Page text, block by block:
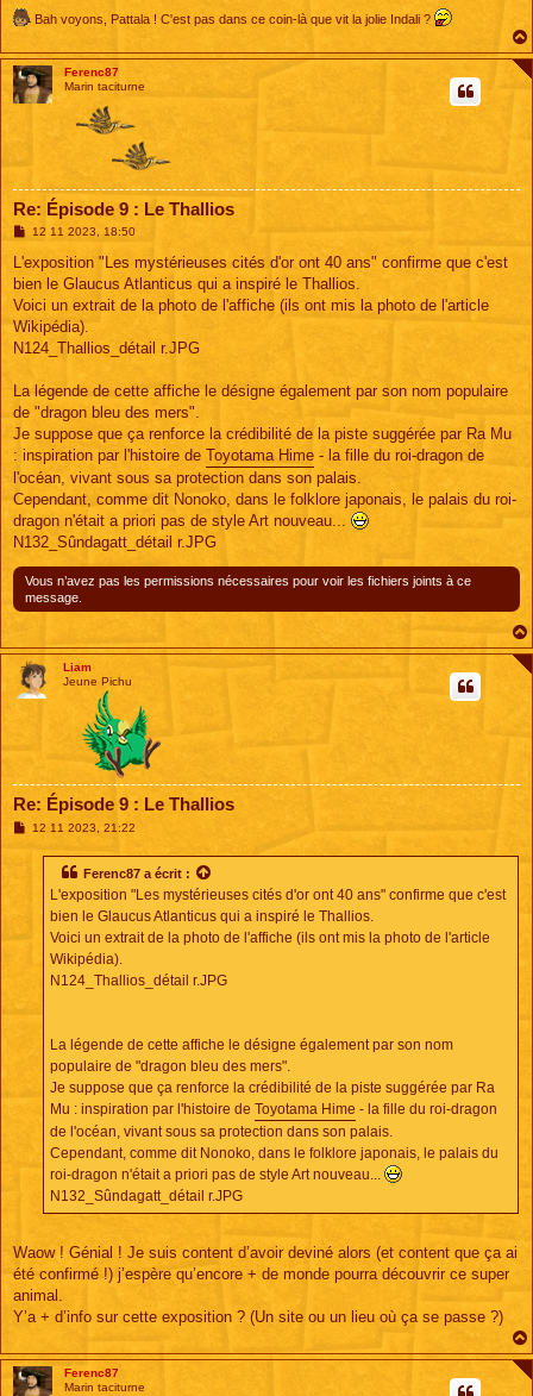
Bah voyons, Pattala ! C'est pas dans ce coin-là que vit la jolie Indali ?
Ferenc87
Marin taciturne
Re: Épisode 9 : Le Thallios
M
s
a
g
12 11 2023, 18:50
L'exposition "Les mystérieuses cités d'or ont 40 ans" confirme que c'est
bien le Glaucus Atlanticus qui a inspiré le Thallios.
Voici un extrait de la photo de l'affiche (ils ont mis la photo de l'article
Wikipédia).
N124_Thallios_détail r.JPG
La légende de cette affiche le désigne également par son nom populaire
de "dragon bleu des mers".
Je suppose que ça renforce la crédibilité de la piste suggérée par Ra Mu
: inspiration par l'histoire de Toyotama Hime - la fille du roi-dragon de
l'océan, vivant sous sa protection dans son palais.
Cependant, comme dit Nonoko, dans le folklore japonais, le palais du roi-
dragon n'était a priori pas de style Art nouveau...
N132_Sûndagatt_détail r.JPG
Vous n’avez pas les permissions nécessaires pour voir les fichiers joints à ce
message.
Liam
Jeune Pichu
Re: Épisode 9 : Le Thallios
M12 11 2023, 21:22
Ferenc87 a écrit :
L'exposition "Les mystérieuses cités d'or ont 40 ans" confirme que c'est
bien le Glaucus Atlanticus qui a inspiré le Thallios.
Voici un extrait de la photo de l'affiche (ils ont mis la photo de l'article
Wikipédia).
N124_Thallios_détail r.JPG
La légende de cette affiche le désigne également par son nom
populaire de "dragon bleu des mers".
Je suppose que ça renforce la crédibilité de la piste suggérée par Ra
Mu : inspiration par l'histoire de Toyotama Hime - la fille du roi-dragon
de l'océan, vivant sous sa protection dans son palais.
Cependant, comme dit Nonoko, dans le folklore japonais, le palais du
roi-dragon n'était a priori pas de style Art nouveau...
N132_Sûndagatt_détail r.JPG
Waow ! Génial ! Je suis content d’avoir deviné alors (et content que ça ai
été confirmé !) j’espère qu’encore + de monde pourra découvrir ce super
animal.
Y’a + d’info sur cette exposition ? (Un site ou un lieu où ça se passe ?)
Ferenc87
Marin taciturne